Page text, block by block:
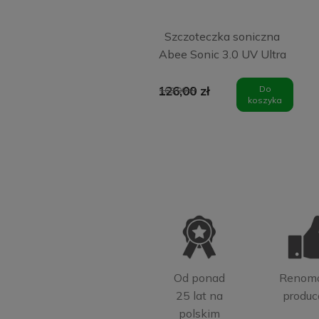
Szczoteczka soniczna
Abee Sonic 3.0 UV Ultra
126,00 zł
169,00 zł
Do
koszyka
Od ponad
25 lat na
polskim